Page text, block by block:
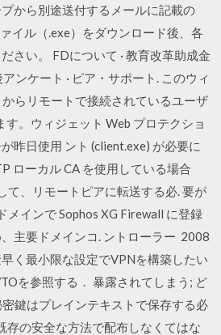
から別途送付するメールに記載の
イル（.exe）をダウンロード後、各
さい。 FDについて · 教育改革助成金
アンケート · ピア・サポート. このウィ
からリモートで接続されているユーザ
す。ウィジェット Web プロテクショ
昨日使用 ント (client.exe) が必要に
ローカル CA を使用している場合
て、リモートピアに転送する必. 要が
メインで Sophos XG Firewall に登録
主要ドメインコ. ントローラー 2008
く最小限な設定でVPNを構築したい
を参照する． 暴露されてしまう; ど
鍵はプレインテキストで保存する必
存の安全な方法で配布しなくてはな